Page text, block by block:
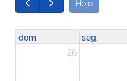
Hoje
dom. seg.
26